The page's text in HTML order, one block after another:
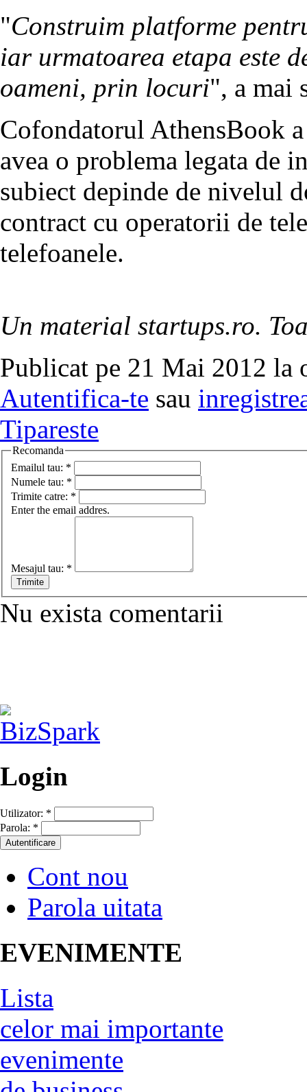
"Construim platforme
iar urmatoarea etapa este
oameni, prin locuri", a mai
Cofondatorul AthensBook
avea o problema legata de
subiect depinde de nivelul
contract cu operatorii de
telefoanele.
Un material startups.ro.
Publicat pe 21 Mai 2012 la
Autentifica-te sau
Tipareste
Recomanda
Emailul tau: *
Numele tau: *
Trimite catre: *
Enter the email addres.
Mesajul tau: *
Nu exista comentarii
Login
Utilizator: *
Parola: *
Cont nou
Parola uitata
EVENIMENTE
Lista
celor mai importante
evenimente